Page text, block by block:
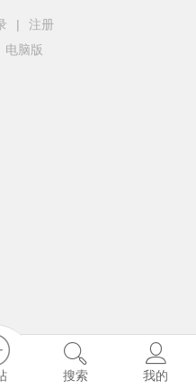
|
注册
电脑版
搜索 我的